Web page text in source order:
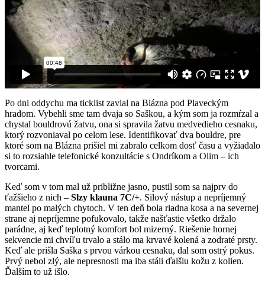
Po dni oddychu ma ticklist zavial na Blázna pod Plaveckým
hradom. Vybehli sme tam dvaja so Saškou, a kým som ja rozmŕzal a
chystal bouldrovú žatvu, ona si spravila žatvu medvedieho cesnaku,
ktorý rozvoniaval po celom lese. Identifikovať dva bouldre, pre
ktoré som na Blázna prišiel mi zabralo celkom dosť času a vyžiadalo
si to rozsiahle telefonické konzultácie s Ondríkom a Olim – ich
tvorcami.
Keď som v tom mal už približne jasno, pustil som sa najprv do
ťažšieho z nich – Slzy klauna 7C/+. Silový nástup a nepríjemný
mantel po malých chytoch. V ten deň bola riadna kosa a na severnej
strane aj nepríjemne pofukovalo, takže našťastie všetko držalo
parádne, aj keď teplotný komfort bol mizerný. Riešenie hornej
sekvencie mi chvíľu trvalo a stálo ma krvavé kolená a zodraté prsty.
Keď ale prišla Saška s prvou várkou cesnaku, dal som ostrý pokus.
Prvý nebol zlý, ale nepresnosti ma iba stáli ďalšiu kožu z kolien.
Ďalším to už išlo.